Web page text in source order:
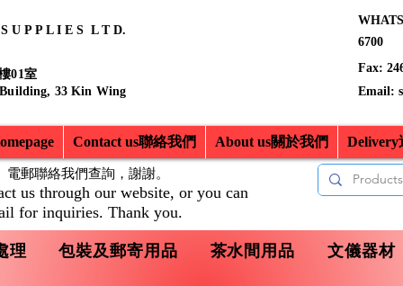
U P P L I E S L T D.
01室
33 Kin Wing
6700
Fax:
Email:
Contact us聯絡我們 About us關於我們 Delivery
理 包裝及郵寄用品 茶水間用品 文儀器材
郵聯絡我們查詢， 謝謝。
us through our website, or you can
for inquiries. Thank you.